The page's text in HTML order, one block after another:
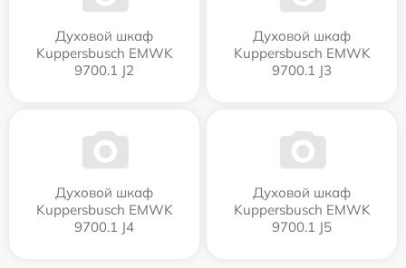
Духовой шкаф
Kuppersbusch EMWK
9700.1 J2
Духовой шкаф
Kuppersbusch EMWK
9700.1 J3
Духовой шкаф
Kuppersbusch EMWK
9700.1 J4
Духовой шкаф
Kuppersbusch EMWK
9700.1 J5